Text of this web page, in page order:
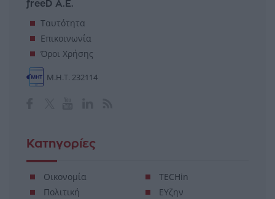
freeD Α.Ε.
Ταυτότητα
Επικοινωνία
Όροι Χρήσης
Κατηγορίες
Οικονομία TECHin